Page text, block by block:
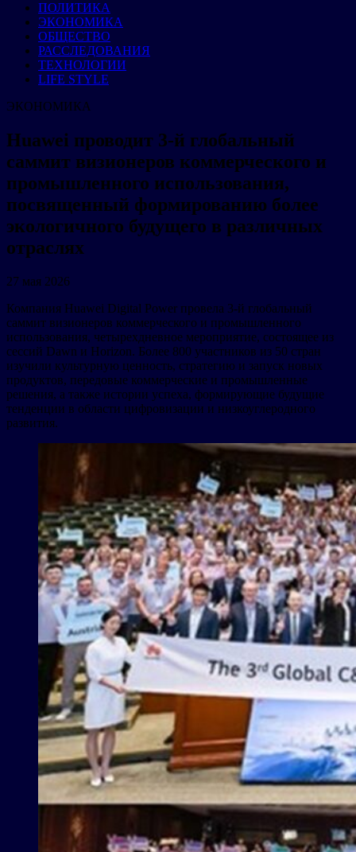
ПОЛИТИКА
ЭКОНОМИКА
ОБЩЕСТВО
РАССЛЕДОВАНИЯ
ТЕХНОЛОГИИ
LIFE STYLE
ЭКОНОМИКА
Huawei проводит 3-й глобальный
саммит визионеров коммерческого и
промышленного использования,
посвященный формированию более
экологичного будущего в различных
отраслях
27 мая 2026
Компания Huawei Digital Power провела 3-й глобальный
саммит визионеров коммерческого и промышленного
использования, четырехдневное мероприятие, состоящее из
сессий Dawn и Horizon. Более 800 участников из 50 стран
изучили культурную ценность, стратегию и запуск новых
продуктов, передовые коммерческие и промышленные
решения, а также истории успеха, формирующие будущие
тенденции в области цифровизации и низкоуглеродного
развития.